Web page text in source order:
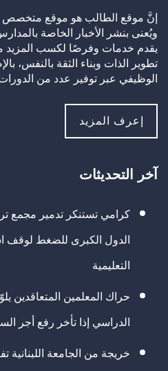
إنَّ موقع الطالب هو موقع متخصص
ويُعنى بنشر الأخبار الخاصة
يقدم خدمات وفرصًا لكسب المزيد
تطوير الذات وبناء الثقة بالنفس،
الوظيفي عبر توفير عدد من
إعرف المزيد
آخر التحديثات
كرامي تستنكر تدمير مجمع
الدول الكبرى للضغط
التعليمية
حراك المعلمين المتعاقدين
الدراسي إذا تأخر رفع أجر
خريجة من الجامعة